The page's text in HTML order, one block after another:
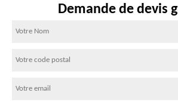
Demande de devis